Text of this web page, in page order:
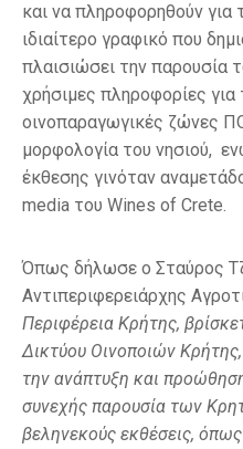
και να πληροφορηθούν
ιδιαίτερο γραφικό που
πλαισιώσει την παρουσία
χρήσιμες πληροφορίες για
οινοπαραγωγικές ζώνες
μορφολογία του νησιού,
έκθεσης γινόταν
media του Wines of Crete.
Όπως δήλωσε ο Σταύρος
Αντιπεριφερειάρχης
Περιφέρεια Κρήτης,
Δικτύου Οινοποιών
την ανάπτυξη και
συνεχής παρουσία των
βεληνεκούς εκθέσεις,